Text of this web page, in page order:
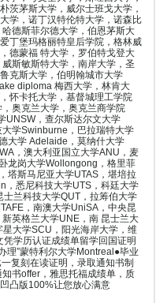
茨茅斯大学，威尔士班戈大学，
学，诺丁汉特伦特大学，诺森比
德斯菲尔德大学，伯恩茅斯大
丁堡玛格丽特皇后学院，格林威
德蒙福 特大学，罗伯特戈登大
斯敏斯特大学，南岸大学，圣
克斯大学，伯明翰城市大学
diploma 梅西大学，林肯大
怀卡托大学，基督城理工学院
奥克兰大学，奥克兰商学院
UNSW，查尔斯达尔文大学
学Swinburne，巴拉瑞特大学
大学 Adelaide，莫纳什大学
，澳大利亚国立大学ANU，麦
龙岗大学Wollongong，格里菲
塔斯马尼亚大学UTAS，堪培拉
，悉尼科技大学UTS，科廷大学
兰科技大学QUT，拉筹伯大学
，南澳大学UniSA，中央昆
英格兰大学UNE，南 昆士兰大
大学SCU，阳光海岸大学，维
学历认证成绩单留学回国证明
理”蒙特利尔大学Montreal●毕业
复刻在读证明，录取通知书制
书offer，雅思托福成绩单，质
凸版100%让您放心满意